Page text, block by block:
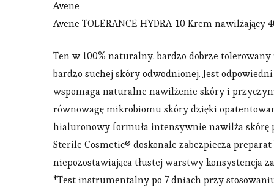
Avene
Avene TOLERANCE HYDRA-10 Krem nawilżający
Ten w 100% naturalny, bardzo dobrze
bardzo suchej skóry odwodnionej. Jest
wspomaga naturalne nawilżenie skóry i
równowagę mikrobiomu skóry dzięki
hialuronowy formuła intensywnie nawilża skórę
Sterile Cosmetic® doskonale zabezpiecza
niepozostawiająca tłustej warstwy konsystencja
*Test instrumentalny po 7 dniach przy